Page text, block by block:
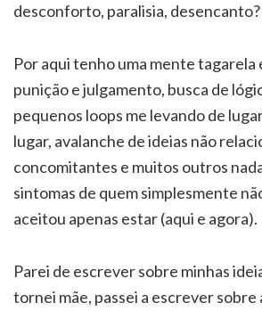
desconforto, paralisia, desencanto?
Por aqui tenho uma mente tagarela
punição e julgamento, busca de
pequenos loops me levando de
lugar, avalanche de ideias não
concomitantes e muitos outros
sintomas de quem simplesmente
aceitou apenas estar (aqui e agora).
Parei de escrever sobre minhas
tornei mãe, passei a escrever sobre